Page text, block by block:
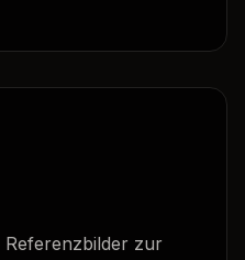
Referenzbilder zur